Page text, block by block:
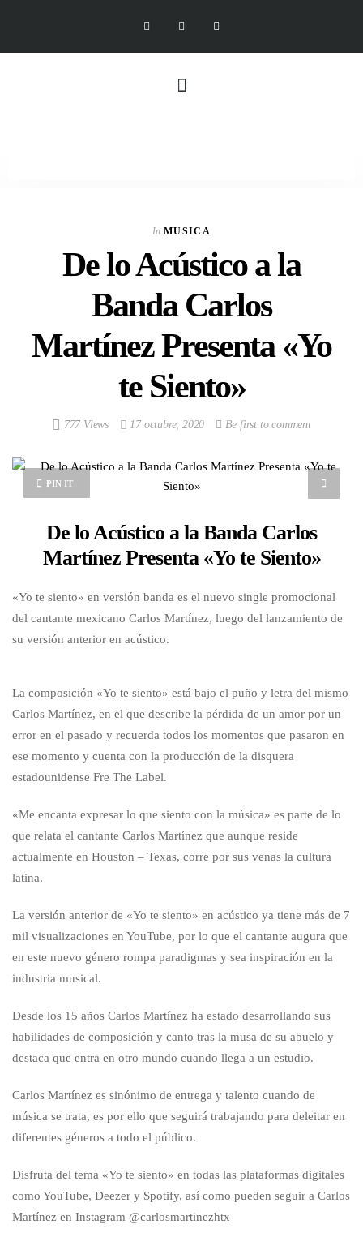
In MUSICA
De lo Acústico a la
Banda Carlos
Martínez Presenta «Yo
te Siento»
777 Views 17 octubre, 2020 Be first to comment
PIN IT
De lo Acústico a la Banda Carlos
Martínez Presenta «Yo te Siento»
«Yo te siento» en versión banda es el nuevo single promocional
del cantante mexicano Carlos Martínez, luego del lanzamiento de
su versión anterior en acústico.
La composición «Yo te siento» está bajo el puño y letra del mismo
Carlos Martínez, en el que describe la pérdida de un amor por un
error en el pasado y recuerda todos los momentos que pasaron en
ese momento y cuenta con la producción de la disquera
estadounidense Fre The Label.
«Me encanta expresar lo que siento con la música» es parte de lo
que relata el cantante Carlos Martínez que aunque reside
actualmente en Houston – Texas, corre por sus venas la cultura
latina.
La versión anterior de «Yo te siento» en acústico ya tiene más de 7
mil visualizaciones en YouTube, por lo que el cantante augura que
en este nuevo género rompa paradigmas y sea inspiración en la
industria musical.
Desde los 15 años Carlos Martínez ha estado desarrollando sus
habilidades de composición y canto tras la musa de su abuelo y
destaca que entra en otro mundo cuando llega a un estudio.
Carlos Martínez es sinónimo de entrega y talento cuando de
música se trata, es por ello que seguirá trabajando para deleitar en
diferentes géneros a todo el público.
Disfruta del tema «Yo te siento» en todas las plataformas digitales
como YouTube, Deezer y Spotify, así como pueden seguir a Carlos
Martínez en Instagram @carlosmartinezhtx